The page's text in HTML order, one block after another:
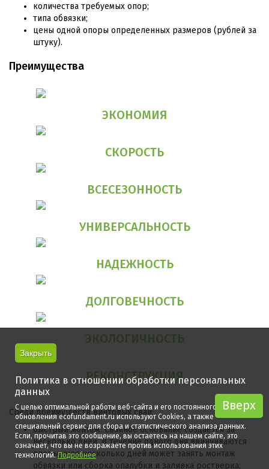
количества требуемых опор;
типа обвязки;
цены одной опоры определенных размеров (рублей за
штуку).
Преимущества
ЭКОНОМИЯ
СКОРОСТЬ
ВСЕСЕЗОННОСТЬ
УНИВЕРСАЛЬНОСТЬ
НАДЕЖНОСТЬ
ДОЛГОВЕЧНОСТЬ
ЭКОЛОГИЧНОСТЬ
РЕКОНСТРУКЦИЯ
Среди преимуществ винтовых свай:
быстрый монтаж. Свайное основание создается за
несколько дней. В течение одного дня ввинчиваются
опоры, еще несколько дней может занять монтаж
обвязки или сборка опалубки и заливка ростверка;
Вверх
Вверх
Закрыть
Политика в отношении обработки персональных
данных
С целью оптимальной работы веб-сайта и его постоянного
обновления ecofundament.ru используют Cookies, а также
специальный сервис для сбора и статистического анализа данных.
Если, прочитав это сообщение, вы остаетесь на нашем сайте, это
означает, что вы не возражаете против использования этих
технологий.Подробнее